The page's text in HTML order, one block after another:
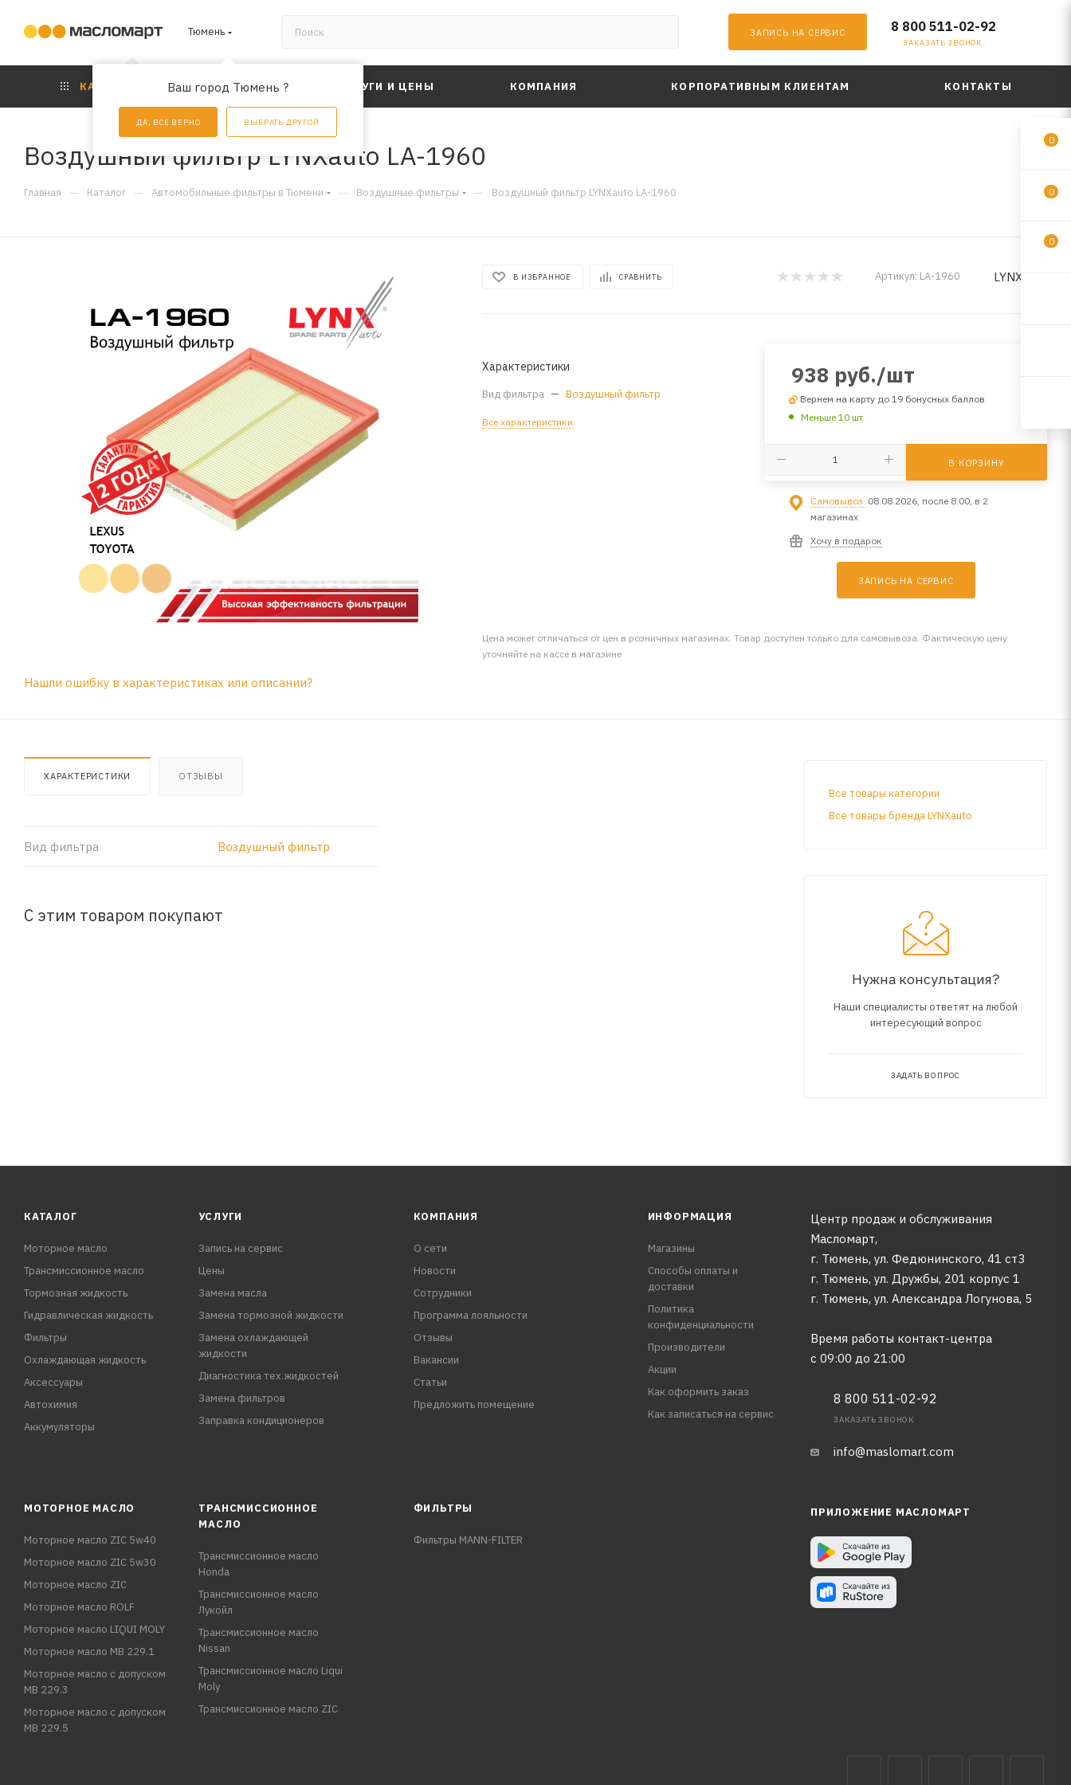
Тюмень
Ваш город Тюмень ?
ДА, ВСЕ ВЕРНО ВЫБРАТЬ ДРУГОЙ
ЗАПИСЬ НА СЕРВИС 8 800 511-02-92
ЗАКАЗАТЬ ЗВОНОК
КАТАЛОГ АКЦИИ УСЛУГИ И ЦЕНЫ КОМПАНИЯ КОРПОРАТИВНЫМ КЛИЕНТАМ КОНТАКТЫ
Воздушный фильтр LYNXauto LA-1960
Главная — Каталог — Автомобильные фильтры в Тюмени — Воздушные фильтры — Воздушный фильтр LYNXauto LA-1960
В ИЗБРАННОЕ СРАВНИТЬ Артикул: LA-1960 LYNXauto
Характеристики
Вид фильтра — Воздушный фильтр
Все характеристики
938 руб./шт
Вернем на карту до 19 бонусных баллов
Меньше 10 шт
В КОРЗИНУ
Самовывоз: 08.08.2026, после 8:00, в 2
магазинах
Хочу в подарок
ЗАПИСЬ НА СЕРВИС
Цена может отличаться от цен в розничных магазинах. Товар доступен только для самовывоза. Фактическую цену
уточняйте на кассе в магазине
Нашли ошибку в характеристиках или описании?
ХАРАКТЕРИСТИКИ ОТЗЫВЫ
Вид фильтра Воздушный фильтр
С этим товаром покупают
Все товары категории
Все товары бренда LYNXauto
Нужна консультация?
Наши специалисты ответят на любой
интересующий вопрос
ЗАДАТЬ ВОПРОС
КАТАЛОГ
Моторное масло
Трансмиссионное масло
Тормозная жидкость
Гидравлическая жидкость
Фильтры
Охлаждающая жидкость
Аксессуары
Автохимия
Аккумуляторы
УСЛУГИ
Запись на сервис
Цены
Замена масла
Замена тормозной жидкости
Замена охлаждающей
жидкости
Диагностика тех.жидкостей
Замена фильтров
Заправка кондиционеров
КОМПАНИЯ
О сети
Новости
Сотрудники
Программа лояльности
Отзывы
Вакансии
Статьи
Предложить помещение
ИНФОРМАЦИЯ
Магазины
Способы оплаты и
доставки
Политика
конфиденциальности
Производители
Акции
Как оформить заказ
Как записаться на сервис
Центр продаж и обслуживания
Масломарт,
г. Тюмень, ул. Федюнинского, 41 ст3
г. Тюмень, ул. Дружбы, 201 корпус 1
г. Тюмень, ул. Александра Логунова, 5
Время работы контакт-центра
с 09:00 до 21:00
8 800 511-02-92
ЗАКАЗАТЬ ЗВОНОК
info@maslomart.com
МОТОРНОЕ МАСЛО
Моторное масло ZIC 5w40
Моторное масло ZIC 5w30
Моторное масло ZIC
Моторное масло ROLF
Моторное масло LIQUI MOLY
Моторное масло MB 229.1
Моторное масло с допуском
MB 229.3
Моторное масло с допуском
MB 229.5
ТРАНСМИССИОННОЕ
МАСЛО
Трансмиссионное масло
Honda
Трансмиссионное масло
Лукойл
Трансмиссионное масло
Nissan
Трансмиссионное масло Liqui
Moly
Трансмиссионное масло ZIC
ФИЛЬТРЫ
Фильтры MANN-FILTER
ПРИЛОЖЕНИЕ МАСЛОМАРТ
0
0
0